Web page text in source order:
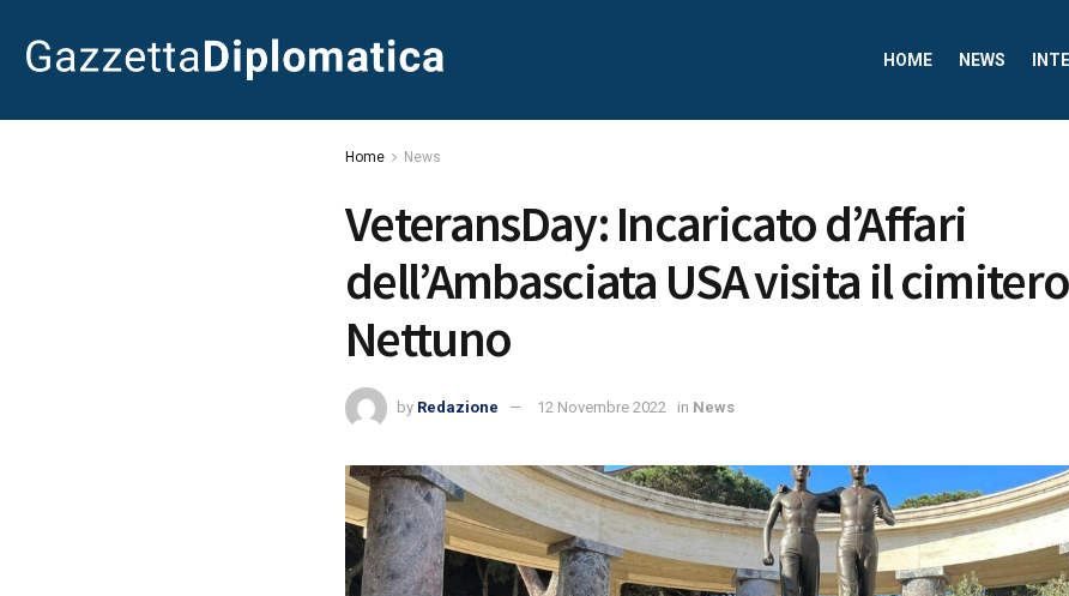
HOME NEWS
Home News
VeteransDay: Incaricato d’Affari
dell’Ambasciata USA visita il
Nettuno
by Redazione 12 Novembre 2022 in News